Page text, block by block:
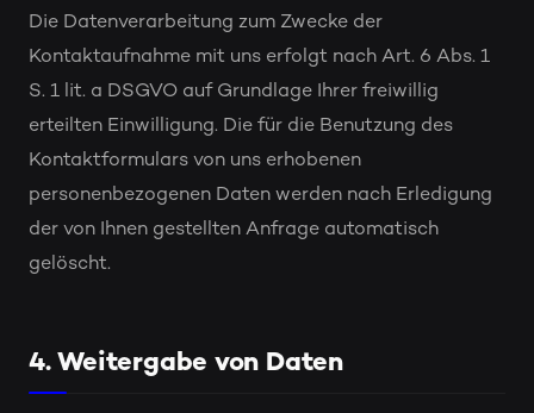
Die Datenverarbeitung zum Zwecke der
Kontaktaufnahme mit uns erfolgt nach Art. 6 Abs. 1
S. 1 lit. a DSGVO auf Grundlage Ihrer freiwillig
erteilten Einwilligung. Die für die Benutzung des
Kontaktformulars von uns erhobenen
personenbezogenen Daten werden nach Erledigung
der von Ihnen gestellten Anfrage automatisch
gelöscht.
4. Weitergabe von Daten